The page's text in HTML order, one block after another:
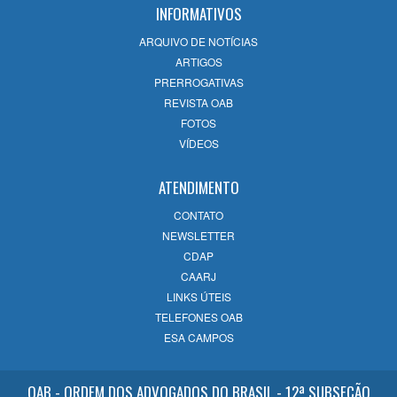
22/07/2026
OAB Campos 60 Anos: Uma celebração
de História, evolução e compromisso com
o futuro
14/07/2026
INFORMATIVOS
ARQUIVO DE NOTÍCIAS
ARTIGOS
PRERROGATIVAS
REVISTA OAB
FOTOS
VÍDEOS
ATENDIMENTO
CONTATO
NEWSLETTER
CDAP
CAARJ
LINKS ÚTEIS
TELEFONES OAB
ESA CAMPOS
OAB - ORDEM DOS ADVOGADOS DO BRASIL - 12ª SUBSEÇÃO